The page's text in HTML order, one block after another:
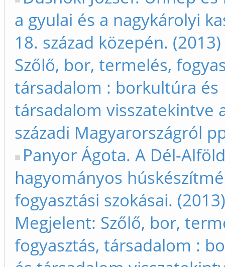
a gyulai és a nagykárolyi
18. század közepén.
Szőlő, bor, termelés,
társadalom : borkultúra és
társadalom visszatekintve
századi Magyarországról
Panyor Ágota. A Dél-
hagyományos
fogyasztási szokásai. (2013)
Megjelent: Szőlő, bor,
fogyasztás, társadalom :